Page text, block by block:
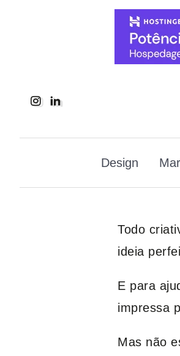
Design
Todo
ideia
E para
impressa
Mas não